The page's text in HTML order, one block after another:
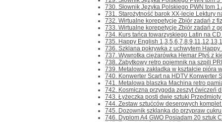
730. Słownik Języka Polskiego PWN tom
731. Starożytność barok XX-lecie Lektury
732. Wirtualne korepetycje Zbiór zadań z
733. Wirtualne korepetycje Zbiór zadań z
734. Kurs tańca towarzyskiego Latin na
735. Happy English
736. Szklana pokrywka z uchwytem
737. Wywrotka ciężarówka Hemar Ptyś z
738. Zabytkowy retro pojemnik na szpili
739. Metalowa zakładka w kształcie pióra
740. Konwerter Scart na HDTV Konwerter
741. Metalowa blaszka Machina retro
742. Kosmiczna przygoda zeszyt ćwiczeń
743. Łyżeczka posti dwie sztuki
744. Zestaw sztućców deserowych
745. Dozownik szklanka do przypraw
746. Dyplom A4 GWO Posiadam 20 sztuk